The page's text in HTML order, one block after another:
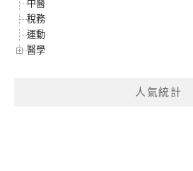
中醫
稅務
運動
醫學
人氣統計